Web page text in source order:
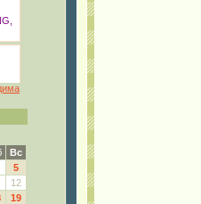
Вс
5
12
19